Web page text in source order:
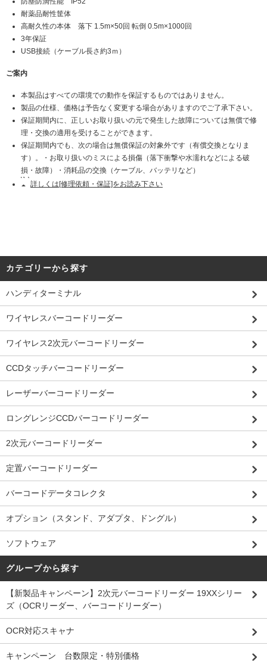
耐薬品耐性筐体
高耐久性の本体 落下 1.5m×50回 転倒 0.5m×1000回
3年保証
USB接続（ケーブル長さ約3ｍ）
ご案内
本製品はすべての環境での動作を保証するものではありません。
製品の仕様、価格は予告なく変更する場合がありますのでご了承下さい。
保証期間内に、正しいお取り扱いの元で発生した故障については無償で修
理・交換の適用を受けることができます。
保証期間内でも、次の場合は無償保証の対象外です（有償交換となりま
す）。・お取り扱いのミスによる損傷（落下衝撃や水濡れなどによる破
損・故障）・消耗品の交換（ケーブル、バッテリなど）
詳しくは[修理依頼・保証]をお読み下さい
カテゴリーから探す
ハンディターミナル
ワイヤレスバーコードリーダー
ワイヤレス2次元バーコードリーダー
CCDタッチバーコードリーダー
レーザーバーコードリーダー
ロングレンジCCDバーコードリーダー
2次元バーコードリーダー
定置バーコードリーダー
バーコードデータコレクタ
オプション（スタンド、アダプタ、ドングル）
ソフトウェア
グループから探す
【新製品キャンペーン】2次元バーコードリーダー 19XXシリー
ズ（OCRリーダー、バーコードリーダー）
OCR対応スキャナ
キャンペーン 台数限定・特別価格